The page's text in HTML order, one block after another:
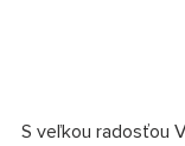
S veľkou radosťou